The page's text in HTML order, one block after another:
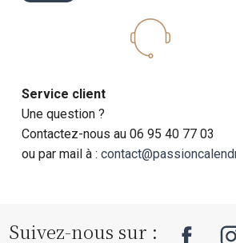
Service client
Une question ?
Contactez-nous au 06 95 40 77 03
ou par mail à :
Suivez-nous sur :